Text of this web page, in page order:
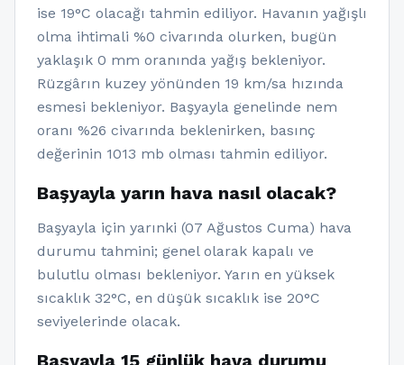
ise 19°C olacağı tahmin ediliyor. Havanın yağışlı
olma ihtimali %0 civarında olurken, bugün
yaklaşık 0 mm oranında yağış bekleniyor.
Rüzgârın kuzey yönünden 19 km/sa hızında
esmesi bekleniyor. Başyayla genelinde nem
oranı %26 civarında beklenirken, basınç
değerinin 1013 mb olması tahmin ediliyor.
Başyayla yarın hava nasıl olacak?
Başyayla için yarınki (07 Ağustos Cuma) hava
durumu tahmini; genel olarak kapalı ve
bulutlu olması bekleniyor. Yarın en yüksek
sıcaklık 32°C, en düşük sıcaklık ise 20°C
seviyelerinde olacak.
Başyayla 15 günlük hava durumu